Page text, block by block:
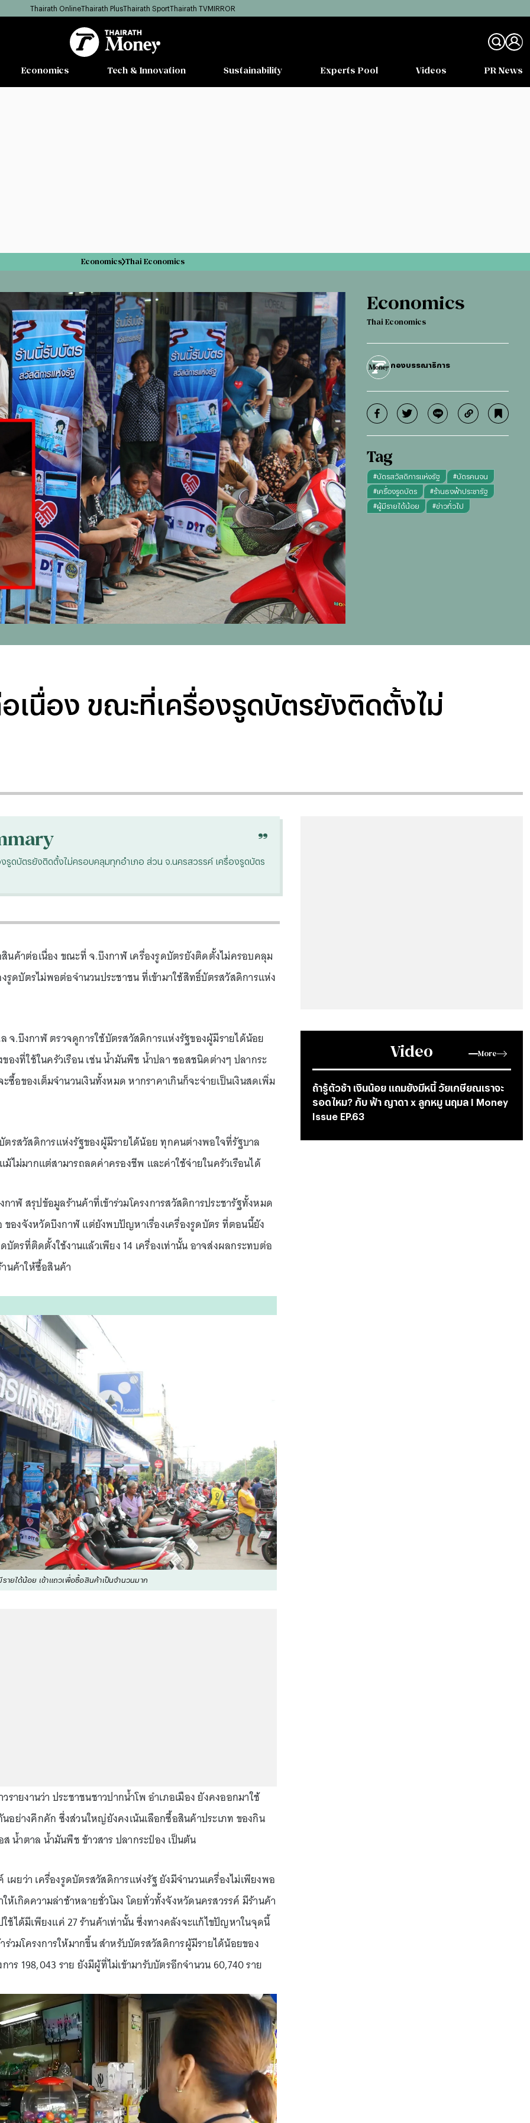
Thairath OnlineThairath PlusThairath SportThairath TVMIRROR
Economics Tech & Innovation Sustainability Experts Pool Videos PR News
Economics Thai Economics
Economics
Thai Economics
กองบรรณาธิการ
Tag
#บัตรสวัสดิการแห่งรัฐ #บัตรคนจน
#เครื่องรูดบัตร #ร้านธงฟ้าประชารัฐ
#ผู้มีรายได้น้อย #ข่าวทั่วไป
เนื่อง ขณะที่เครื่องรูดบัตรยังติดตั้งไม่
Video More
ถ้ารู้ตัวช้า เงินน้อย แถมยังมีหนี้ วัยเกษียณเราจะ
รอดไหม? กับ ฟ้า ญาดา x ลูกหมู นฤมล I Money
Issue EP.63
“
รูดบัตรยังติดตั้งไม่ครอบคลุมทุกอำเภอ ส่วน จ.นครสวรรค์ เครื่องรูดบัตร
ค้าต่อเนื่อง ขณะที่ จ.บึงกาฬ เครื่องรูดบัตรยังติดตั้งไม่ครอบคลุม
รูดบัตรไม่พอต่อจำนวนประชาชน ที่เข้ามาใช้สิทธิ์บัตรสวัสดิการแห่ง
จ.บึงกาฬ ตรวจดูการใช้บัตรสวัสดิการแห่งรัฐของผู้มีรายได้น้อย
องที่ใช้ในครัวเรือน เช่น น้ำมันพืช น้ำปลา ซอสชนิดต่างๆ ปลากระ
ซื้อของเต็มจำนวนเงินทั้งหมด หากราคาเกินก็จะจ่ายเป็นเงินสดเพิ่ม
รสวัสดิการแห่งรัฐของผู้มีรายได้น้อย ทุกคนต่างพอใจที่รัฐบาล
ไม่มากแต่สามารถลดค่าครองชีพ และค่าใช้จ่ายในครัวเรือนได้
ฬ สรุปข้อมูลร้านค้าที่เข้าร่วมโครงการสวัสดิการประชารัฐทั้งหมด
ของจังหวัดบึงกาฬ แต่ยังพบปัญหาเรื่องเครื่องรูดบัตร ที่ตอนนี้ยัง
ตรที่ติดตั้งใช้งานแล้วเพียง 14 เครื่องเท่านั้น อาจส่งผลกระทบต่อ
นค้าให้ซื้อสินค้า
รายได้น้อย เข้าแถวเพื่อซื้อสินค้าเป็นจำนวนมาก
ายงานว่า ประชาชนชาวปากน้ำโพ อำเภอเมือง ยังคงออกมาใช้
อย่างคึกคัก ซึ่งส่วนใหญ่ยังคงเน้นเลือกซื้อสินค้าประเภท ของกิน
ส น้ำตาล น้ำมันพืช ข้าวสาร ปลากระป๋อง เป็นต้น
ผยว่า เครื่องรูดบัตรสวัสดิการแห่งรัฐ ยังมีจำนวนเครื่องไม่เพียงพอ
ห้เกิดความล่าช้าหลายชั่วโมง โดยทั่วทั้งจังหวัดนครสวรรค์ มีร้านค้า
ช้ได้มีเพียงแค่ 27 ร้านค้าเท่านั้น ซึ่งทางคลังจะแก้ไขปัญหาในจุดนี้
ร่วมโครงการให้มากขึ้น สำหรับบัตรสวัสดิการผู้มีรายได้น้อยของ
าร 198,043 ราย ยังมีผู้ที่ไม่เข้ามารับบัตรอีกจำนวน 60,740 ราย